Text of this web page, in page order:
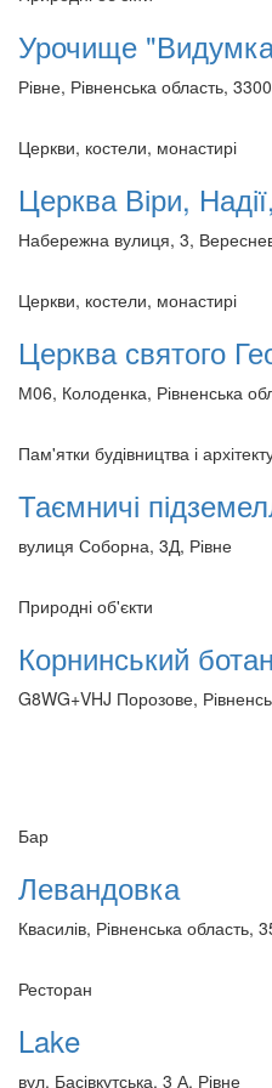
Урочище
Рівне, Рівненська область,
Церкви, костели, монастирі
Церква Віри,
Набережна вулиця, 3,
Церкви, костели, монастирі
Церква святого
М06, Колоденка, Рівненська
Пам'ятки будівництва і
Таємничі
вулиця Соборна, 3Д, Рівне
Природні об'єкти
Корнинський
G8WG+VHJ Порозове,
Бар
Левандовка
Квасилів, Рівненська область,
Ресторан
Lake
вул. Басівкутська, 3 А, Рівне